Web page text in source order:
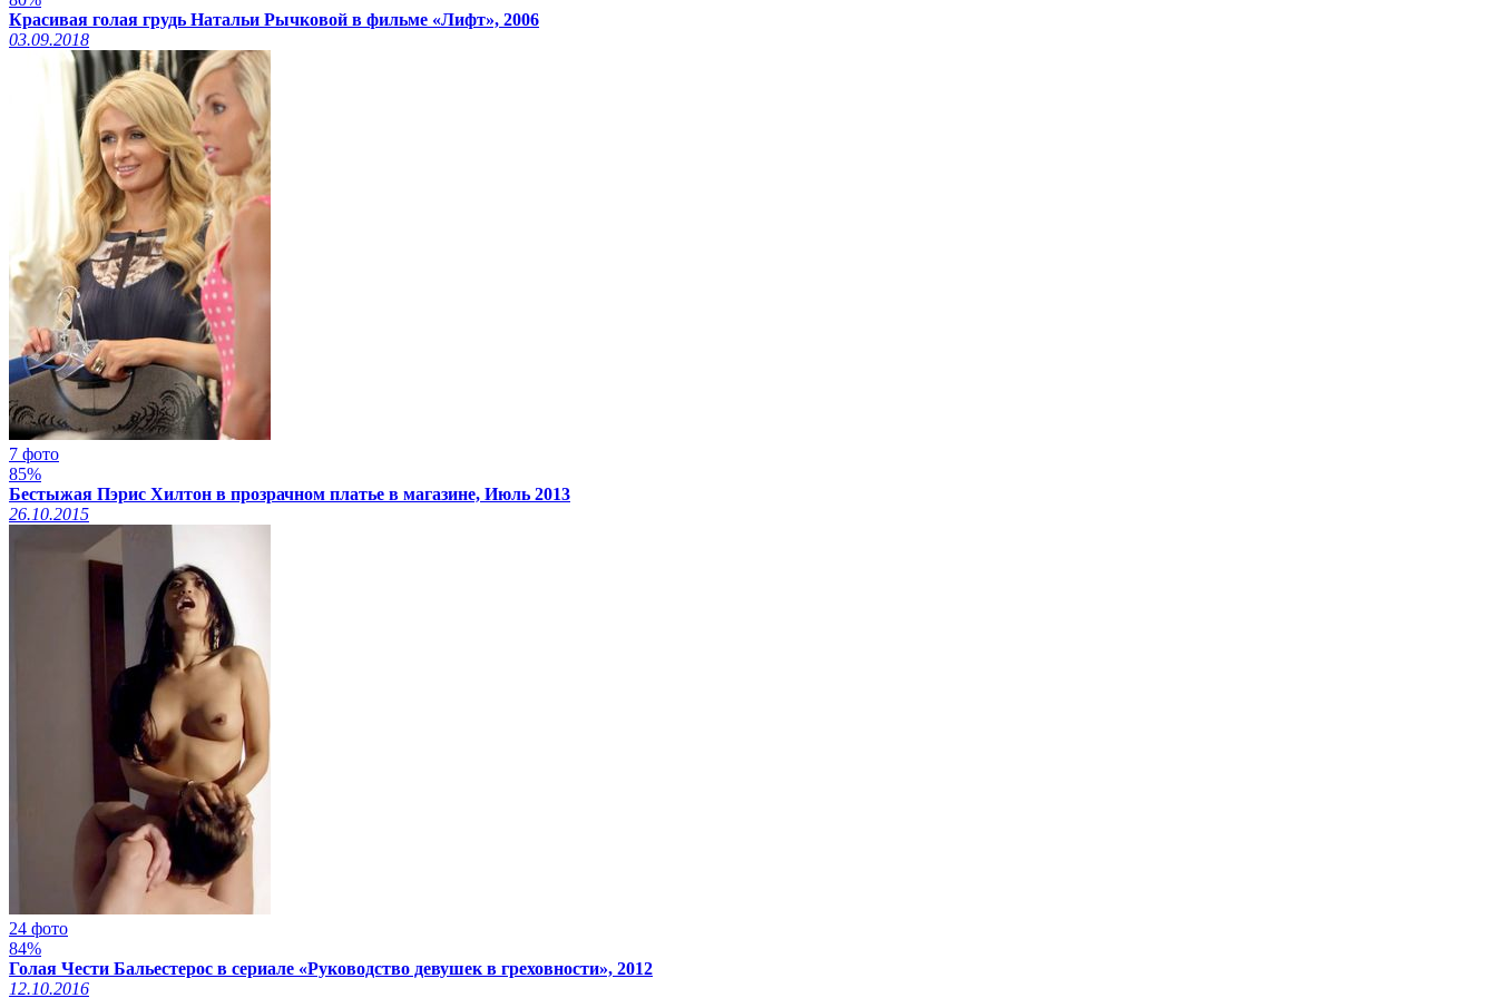
Красивая голая грудь Натальи Рычковой в фильме «Лифт», 2006
03.09.2018
7 фото
85%
Бестыжая Пэрис Хилтон в прозрачном платье в магазине, Июль 2013
26.10.2015
24 фото
84%
Голая Чести Бальестерос в сериале «Руководство девушек в греховности», 2012
12.10.2016